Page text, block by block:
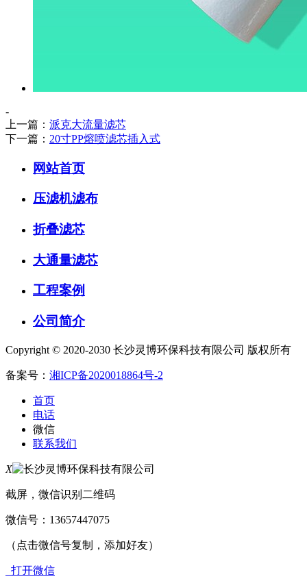
-
上一篇： 派克大流量滤芯
下一篇： 20寸PP熔喷滤芯插入式
网站首页
压滤机滤布
折叠滤芯
大通量滤芯
工程案例
公司简介
Copyright © 2020-2030 长沙灵博环保科技有限公司 版权所有
备案号： 湘ICP备2020018864号-2
首页
电话
微信
联系我们
X
截屏，微信识别二维码
微信号： 13657447075
（点击微信号复制，添加好友）
打开微信